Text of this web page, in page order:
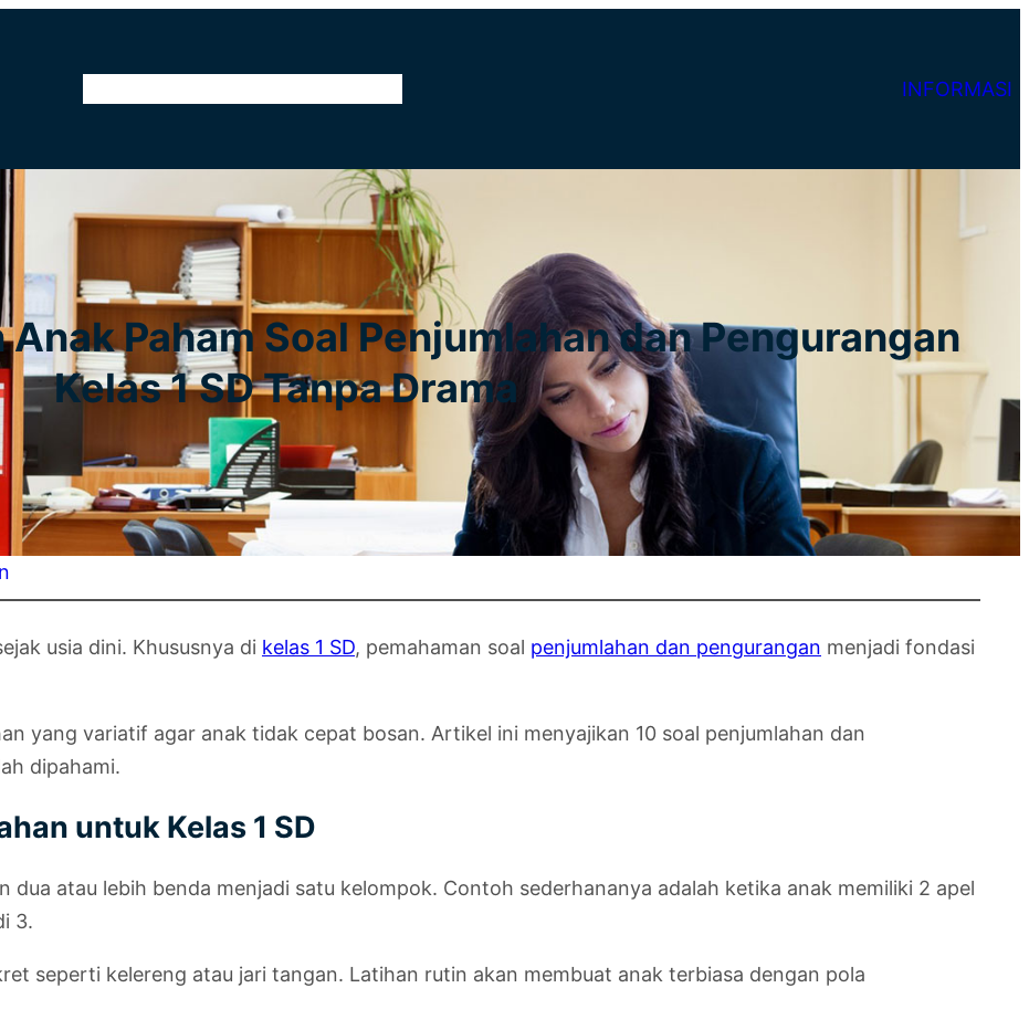
INFORMASI
Paham Soal Penjumlahan dan Pengurangan
Kelas 1 SD Tanpa Drama
usia dini. Khususnya di kelas 1 SD, pemahaman soal penjumlahan dan pengurangan menjadi fondasi
yang variatif agar anak tidak cepat bosan. Artikel ini menyajikan 10 soal penjumlahan dan
dipahami.
untuk Kelas 1 SD
dua atau lebih benda menjadi satu kelompok. Contoh sederhananya adalah ketika anak memiliki 2 apel
3.
seperti kelereng atau jari tangan. Latihan rutin akan membuat anak terbiasa dengan pola